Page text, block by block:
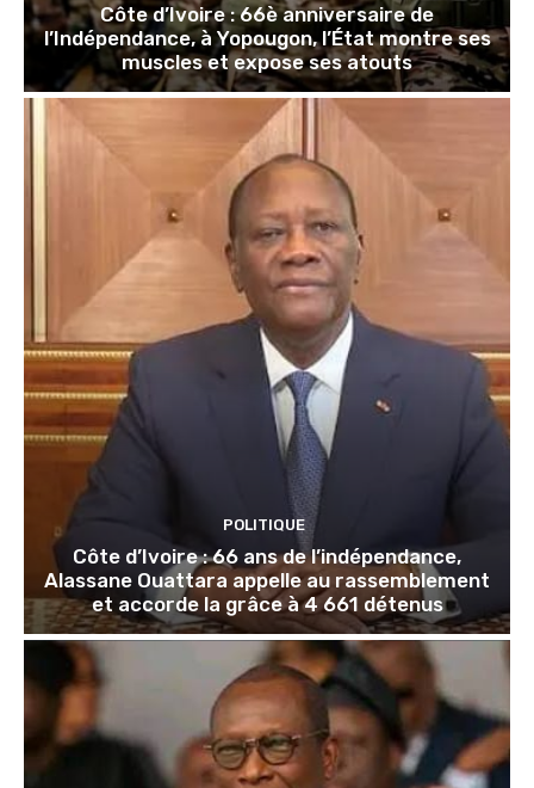
Côte d’Ivoire : 66è anniversaire de
l’Indépendance, à Yopougon, l’État montre ses
muscles et expose ses atouts
POLITIQUE
Côte d’Ivoire : 66 ans de l’indépendance,
Alassane Ouattara appelle au rassemblement
et accorde la grâce à 4 661 détenus